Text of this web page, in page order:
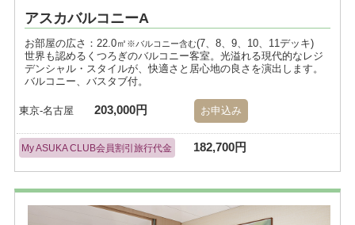
アスカバルコニーA
お部屋の広さ：22.0㎡ ※バルコニー含む(7、8、9、10、11デッキ)
世界も認めるくつろぎのバルコニー客室。光溢れる現代的なレジ
デンシャル・スタイルが、快適さと居心地の良さを演出します。
バルコニー、バスタブ付。
東京-名古屋 203,000円 お申込み
My ASUKA CLUB会員割引旅行代金 182,700円